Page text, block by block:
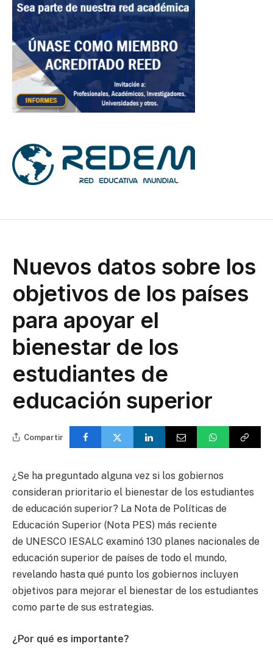
Nuevos datos sobre los
objetivos de los países
para apoyar el
bienestar de los
estudiantes de
educación superior
Compartir
¿Se ha preguntado alguna vez si los gobiernos
consideran prioritario el bienestar de los estudiantes
de educación superior? La Nota de Políticas de
Educación Superior (Nota PES) más reciente
de UNESCO IESALC examinó 130 planes nacionales de
educación superior de países de todo el mundo,
revelando hasta qué punto los gobiernos incluyen
objetivos para mejorar el bienestar de los estudiantes
como parte de sus estrategias.
¿Por qué es importante?